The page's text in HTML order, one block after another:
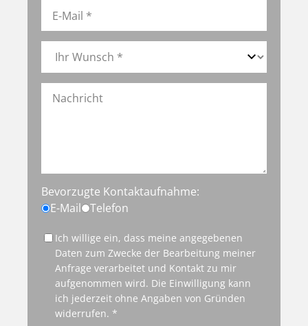
Bevorzugte Kontaktaufnahme:
E-Mail
Telefon
Ich willige ein, dass meine angegebenen
Daten zum Zwecke der Bearbeitung meiner
Anfrage verarbeitet und Kontakt zu mir
aufgenommen wird. Die Einwilligung kann
ich jederzeit ohne Angaben von Gründen
widerrufen. *